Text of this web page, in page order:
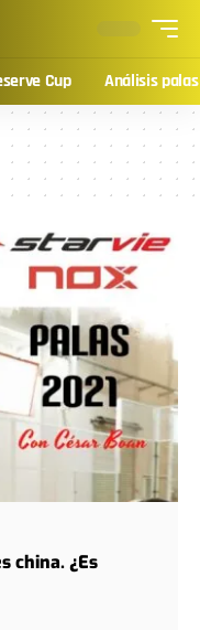
Cup Análisis palas
china. ¿Es